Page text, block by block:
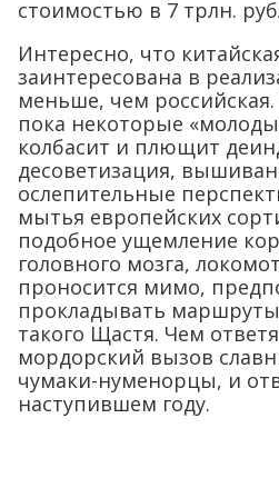
стоимостью в 7 трлн.
Интересно, что
заинтересована в
меньше, чем
пока некоторые
колбасит и плющит
десоветизация,
ослепительные
мытья европейских
подобное ущемление
головного мозга,
проносится мимо,
прокладывать
такого Щастя. Чем
мордорский вызов
чумаки-нуменорцы, и
наступившем году.